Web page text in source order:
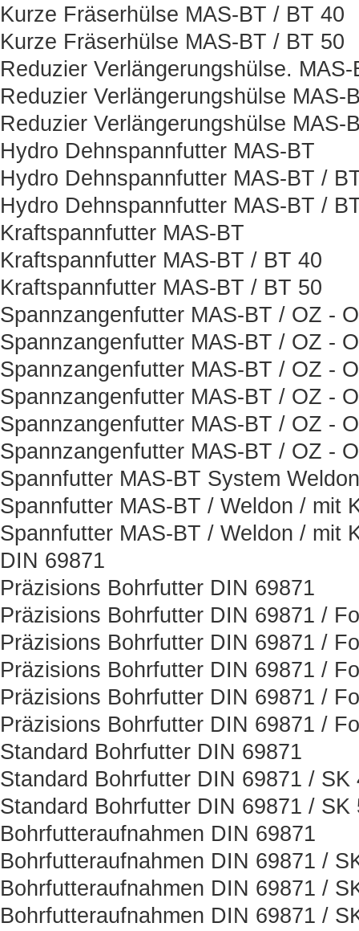
Kurze Fräserhülse MAS-BT / BT 40
Kurze Fräserhülse MAS-BT / BT 50
Reduzier Verlängerungshülse. MAS-
Reduzier Verlängerungshülse MAS-
Reduzier Verlängerungshülse MAS-
Hydro Dehnspannfutter MAS-BT
Hydro Dehnspannfutter MAS-BT /
Hydro Dehnspannfutter MAS-BT /
Kraftspannfutter MAS-BT
Kraftspannfutter MAS-BT / BT 40
Kraftspannfutter MAS-BT / BT 50
Spannzangenfutter MAS-BT / OZ -
Spannzangenfutter MAS-BT / OZ -
Spannzangenfutter MAS-BT / OZ -
Spannzangenfutter MAS-BT / OZ -
Spannzangenfutter MAS-BT / OZ -
Spannzangenfutter MAS-BT / OZ -
Spannfutter MAS-BT System
Spannfutter MAS-BT / Weldon / mit
Spannfutter MAS-BT / Weldon / mit
DIN 69871
Präzisions Bohrfutter DIN 69871
Präzisions Bohrfutter DIN 69871 /
Präzisions Bohrfutter DIN 69871 /
Präzisions Bohrfutter DIN 69871 /
Präzisions Bohrfutter DIN 69871 /
Präzisions Bohrfutter DIN 69871 /
Standard Bohrfutter DIN 69871
Standard Bohrfutter DIN 69871 / SK
Standard Bohrfutter DIN 69871 / SK
Bohrfutteraufnahmen DIN 69871
Bohrfutteraufnahmen DIN 69871 /
Bohrfutteraufnahmen DIN 69871 /
Bohrfutteraufnahmen DIN 69871 /